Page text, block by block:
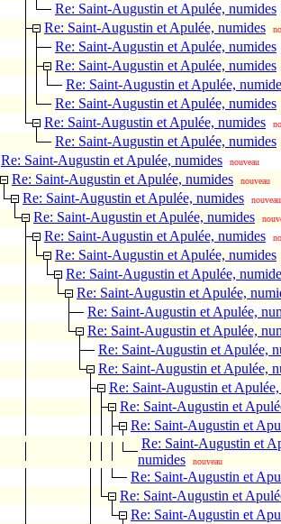
Re: Saint-Augustin et Apulée, numides
Re: Saint-Augustin et Apulée, numides
Re: Saint-Augustin et Apulée, numides
Re: Saint-Augustin et Apulée, numides
Re: Saint-Augustin et Apulée,
Re: Saint-Augustin et Apulée, numides
Re: Saint-Augustin et Apulée, numides
Re: Saint-Augustin et Apulée, numides
Re: Saint-Augustin et Apulée, numides
nouveau
Re: Saint-Augustin et Apulée, numides nouveau
Re: Saint-Augustin et Apulée, numides nouveau
Re: Saint-Augustin et Apulée, numides
Re: Saint-Augustin et Apulée, numides
Re: Saint-Augustin et Apulée, numides
Re: Saint-Augustin et Apulée,
Re: Saint-Augustin et Apulée,
Re: Saint-Augustin et Apulée,
Re: Saint-Augustin et Apulée,
Re: Saint-Augustin et Apulée,
Re: Saint-Augustin et Apulée,
Re: Saint-Augustin et
Re: Saint-Augustin et
Re: Saint-Augustin et
Re: Saint-Augustin et
numides
nouveau
Re: Saint-Augustin et
Re: Saint-Augustin et
Re: Saint-Augustin et